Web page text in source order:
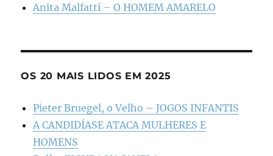
Anita Malfatti – O HOMEM AMARELO
OS 20 MAIS LIDOS EM 2025
Pieter Bruegel, o Velho – JOGOS INFANTIS
A CANDIDÍASE ATACA MULHERES E
HOMENS